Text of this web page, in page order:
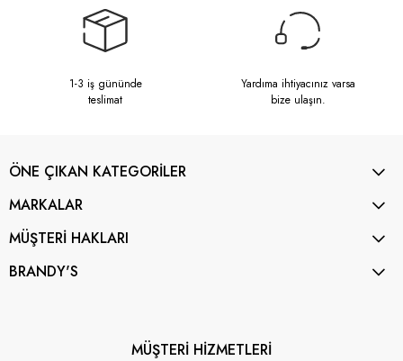
1-3 iş gününde
teslimat
Yardıma ihtiyacınız varsa
bize ulaşın.
ÖNE ÇIKAN KATEGORİLER
MARKALAR
MÜŞTERİ HAKLARI
BRANDY'S
MÜŞTERİ HİZMETLERİ